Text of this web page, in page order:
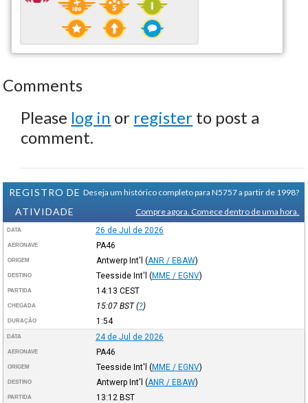
Comments
Please log in or register to post a
comment.
REGISTRO DE
ATIVIDADE
Deseja um histórico completo para N5757 a partir de 1998?
Compre agora. Comece dentro de uma hora.
DATA 26 de Jul de 2026
AERONAVE PA46
ORIGEM Antwerp Int'l (ANR / EBAW)
DESTINO Teesside Int'l (MME / EGNV)
PARTIDA 14:13 CEST
CHEGADA 15:07 BST(?)
DURAÇÃO 1:54
DATA 24 de Jul de 2026
AERONAVE PA46
ORIGEM Teesside Int'l (MME / EGNV)
DESTINO Antwerp Int'l (ANR / EBAW)
PARTIDA 13:12 BST